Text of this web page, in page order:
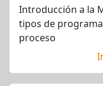
Introducción a la
tipos de
proceso